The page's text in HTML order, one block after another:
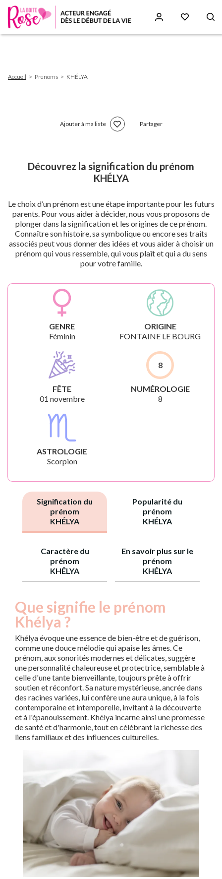
d'Ariane
Accueil Prenoms KHÉLYA
Ajouter à ma liste Partager
Découvrez la signification du prénom
KHÉLYA
Le choix d’un prénom est une étape importante pour les futurs
parents. Pour vous aider à décider, nous vous proposons de
plonger dans la signification et les origines de ce prénom.
Connaître son histoire, sa symbolique ou encore ses traits
associés peut vous donner des idées et vous aider à choisir un
prénom qui vous ressemble, qui vous plaît et qui a du sens
pour votre famille.
GENRE
Féminin
ORIGINE
FONTAINE LE BOURG
FÊTE
01 novembre
8
NUMÉROLOGIE
8
ASTROLOGIE
Scorpion
Signification du
prénom
KHÉLYA
Popularité du
prénom
KHÉLYA
Caractère du
prénom
KHÉLYA
En savoir plus sur le
prénom
KHÉLYA
Que signifie le prénom
Khélya ?
Khélya évoque une essence de bien-être et de guérison,
comme une douce mélodie qui apaise les âmes. Ce
prénom, aux sonorités modernes et délicates, suggère
une personnalité chaleureuse et protectrice, semblable à
celle d'une tante bienveillante, toujours prête à offrir
soutien et réconfort. Sa nature mystérieuse, ancrée dans
des racines variées, lui confère une aura unique, à la fois
contemporaine et intemporelle, invitant à la découverte
et à l'épanouissement. Khélya incarne ainsi une promesse
de santé et d'harmonie, tout en célébrant la richesse des
liens familiaux et des influences culturelles.